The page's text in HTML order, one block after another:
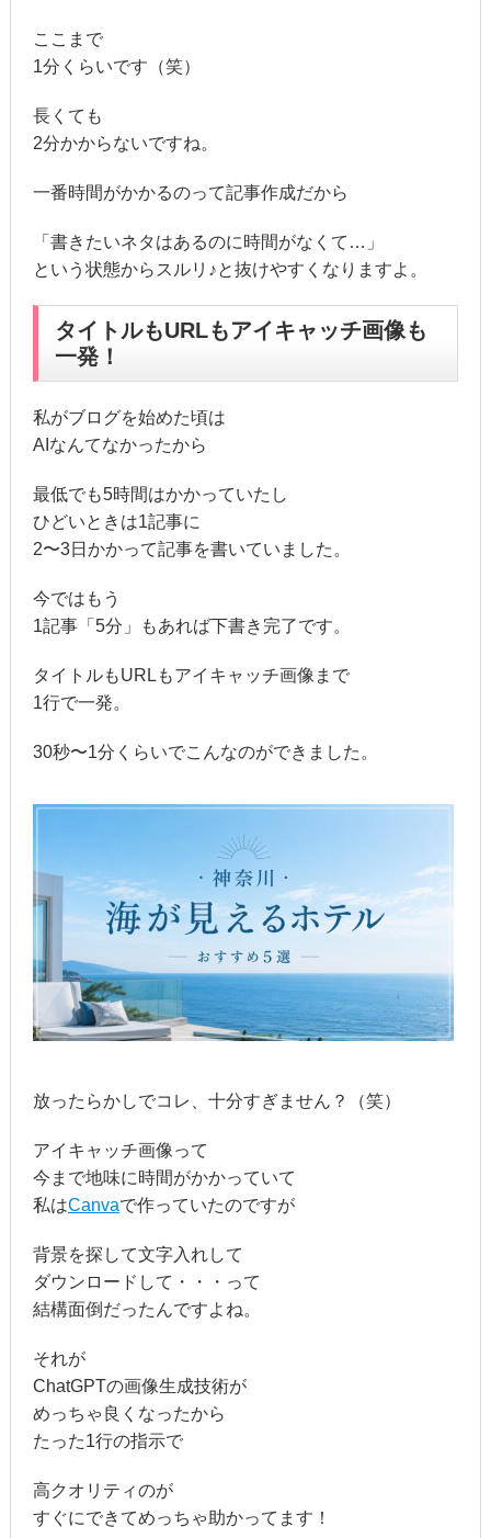
ここまで
1分くらいです（笑）
長くても
2分かからないですね。
一番時間がかかるのって記事作成だから
「書きたいネタはあるのに時間がなくて…」
という状態からスルリ♪と抜けやすくなりますよ。
タイトルもURLもアイキャッチ画像も
一発！
私がブログを始めた頃は
AIなんてなかったから
最低でも5時間はかかっていたし
ひどいときは1記事に
2〜3日かかって記事を書いていました。
今ではもう
1記事「5分」もあれば下書き完了です。
タイトルもURLもアイキャッチ画像まで
1行で一発。
30秒〜1分くらいでこんなのができました。
放ったらかしでコレ、十分すぎません？（笑）
アイキャッチ画像って
今まで地味に時間がかかっていて
私はCanvaで作っていたのですが
背景を探して文字入れして
ダウンロードして・・・って
結構面倒だったんですよね。
それが
ChatGPTの画像生成技術が
めっちゃ良くなったから
たった1行の指示で
高クオリティのが
すぐにできてめっちゃ助かってます！